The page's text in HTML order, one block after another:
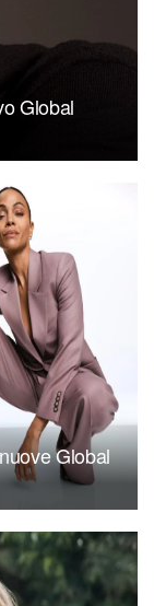
Global
Global